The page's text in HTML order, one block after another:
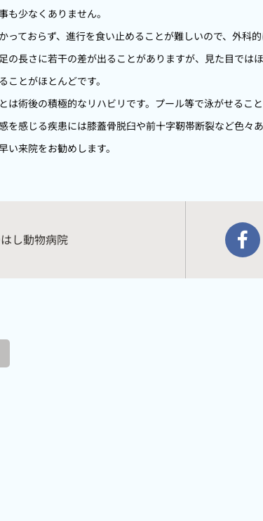
も少なくありません。
っておらず、進行を食い止めることが難しいので、外科
の長さに若干の差が出ることがありますが、見た目では
ことがほとんどです。
は術後の積極的なリハビリです。プール等で泳がせること
を感じる疾患には膝蓋骨脱臼や前十字靭帯断裂など色々
い来院をお勧めします。
し動物病院